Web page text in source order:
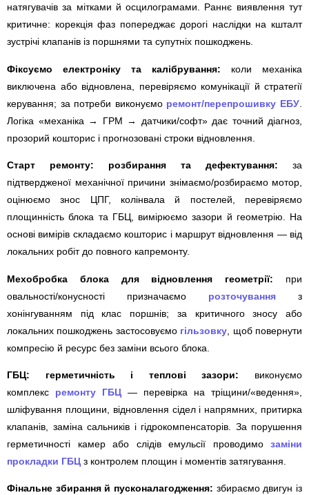
натягувачів за мітками й осцилограмами. Раннє виявлення тут
критичне: корекція фаз попереджає дорогі наслідки на кшталт
зустрічі клапанів із поршнями та супутніх пошкоджень.
Фіксуємо електроніку та калібрування: коли механіка
виключена або відновлена, перевіряємо комунікації й стратегії
керування; за потреби виконуємо ремонт/перепрошивку ЕБУ
Логіка «механіка → ГРМ → датчики/софт» дає точний діагноз,
прозорий кошторис і прогнозовані строки відновлення.
Старт ремонту: розбирання та дефектування: за
підтвердженої механічної причини знімаємо/розбираємо мотор,
оцінюємо знос ЦПГ, колінвала й постелей, перевіряємо
площинність блока та ГБЦ, вимірюємо зазори й геометрію. На
основі вимірів складаємо кошторис і маршрут відновлення — від
локальних робіт до повного капремонту.
Мехобробка блока для відновлення геометрії: при
овальності/конусності призначаємо розточування з
хонінгуванням під клас поршнів; за критичного зносу або
локальних пошкоджень застосовуємо гільзовку , щоб повернути
компресію й ресурс без заміни всього блока.
ГБЦ: герметичність і теплові зазори: виконуємо
комплекс ремонту ГБЦ — перевірка на тріщини/«ведення»,
шліфування площини, відновлення сідел і напрямних, притирка
клапанів, заміна сальників і гідрокомпенсаторів. За порушення
герметичності камер або слідів емульсії проводимо заміни
прокладки ГБЦ з контролем площин і моментів затягування.
Фінальне збирання й пусконалагодження: збираємо двигун із